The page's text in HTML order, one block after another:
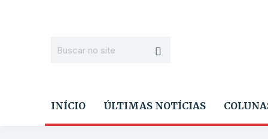
INÍCIO ÚLTIMAS NOTÍCIAS